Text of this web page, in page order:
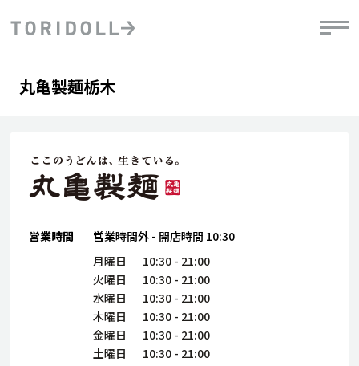
会社情報
株主・投資家情報
デジタルトランス
フォーメーション戦略
DXビジョン2028
粟田社長が語る
トリドールのサステナビリティ
ステークホルダーとの
丸亀製麺栃木
営業時間 営業時間外 - 開店時間 10:30
月曜日 10:30 - 21:00
火曜日
10:30 - 21:00
水曜日
10:30 - 21:00
木曜日
10:30 - 21:00
金曜日
10:30 - 21:00
土曜日
10:30 - 21:00